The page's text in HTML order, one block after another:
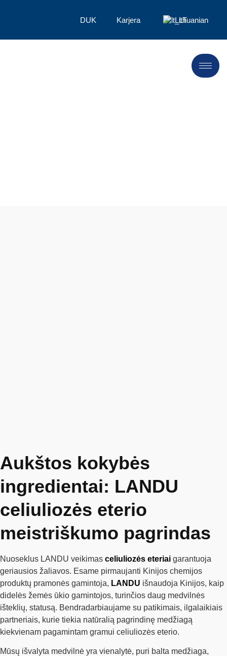
DUK Karjera Lithuanian
Aukštos kokybės
ingredientai: LANDU
celiuliozės eterio
meistriškumo pagrindas
Nuoseklus LANDU veikimas celiuliozės eteriai garantuoja
geriausios žaliavos. Esame pirmaujanti Kinijos chemijos
produktų pramonės gamintoja, LANDU išnaudoja Kinijos, kaip
didelės žemės ūkio gamintojos, turinčios daug medvilnės
išteklių, statusą. Bendradarbiaujame su patikimais, ilgalaikiais
partneriais, kurie tiekia natūralią pagrindinę medžiagą
kiekvienam pagamintam gramui celiuliozės eterio.
Mūsų išvalyta medvilnė yra vienalytė, puri balta medžiaga,